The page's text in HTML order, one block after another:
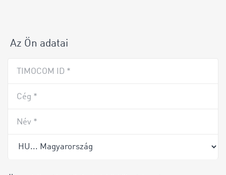
Az Ön adatai
TIMOCOM ID *
Cég *
Név *